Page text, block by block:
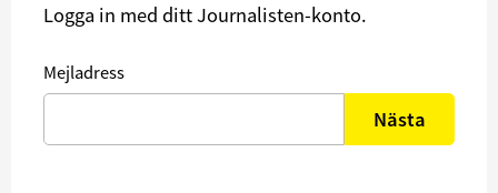
Logga in med ditt Journalisten-konto.
Mejladress
Nästa